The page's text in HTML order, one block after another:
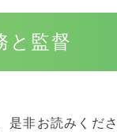
と監督
是非お読みくだ